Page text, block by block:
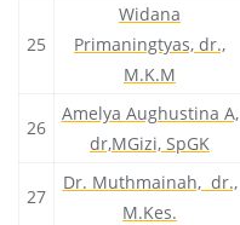
25
Widana
Primaningtyas, dr.,
M.K.M
26
Amelya Aughustina A,
dr,MGizi, SpGK
27
Dr. Muthmainah, dr.,
M.Kes.